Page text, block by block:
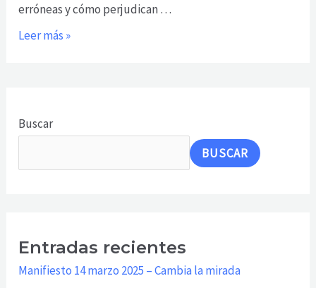
erróneas y cómo perjudican …
Leer más »
Buscar
BUSCAR
Entradas recientes
Manifiesto 14 marzo 2025 – Cambia la mirada